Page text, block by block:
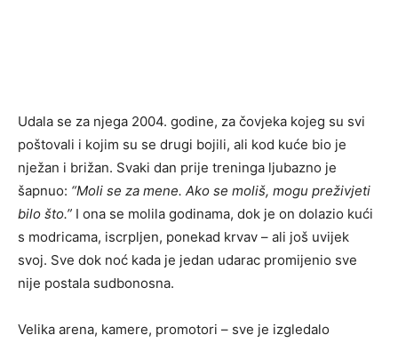
Udala se za njega 2004. godine, za čovjeka kojeg su svi
poštovali i kojim su se drugi bojili, ali kod kuće bio je
nježan i brižan. Svaki dan prije treninga ljubazno je
šapnuo: “Moli se za mene. Ako se moliš, mogu preživjeti
bilo što.” I ona se molila godinama, dok je on dolazio kući
s modricama, iscrpljen, ponekad krvav – ali još uvijek
svoj. Sve dok noć kada je jedan udarac promijenio sve
nije postala sudbonosna.
Velika arena, kamere, promotori – sve je izgledalo